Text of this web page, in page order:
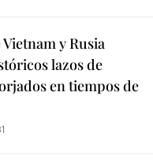
y Rusia
lazos de
en tiempos de